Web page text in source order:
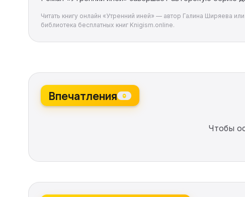
Читать книгу онлайн «Утренний иней» — автор Галина Ширяева
библиотека бесплатных книг Knigism.online.
Впечатления 0
Чтобы